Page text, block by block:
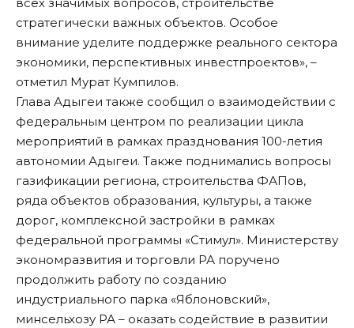
стратегически важных объектов. Особое
внимание уделите поддержке реального сектора
экономики, перспективных инвестпроектов», –
отметил Мурат Кумпилов.
Глава Адыгеи также сообщил о взаимодействии с
федеральным центром по реализации цикла
мероприятий в рамках празднования 100-летия
автономии Адыгеи. Также поднимались вопросы
газификации региона, строительства ФАПов,
ряда объектов образования, культуры, а также
дорог, комплексной застройки в рамках
федеральной программы «Стимул». Министерству
экономразвития и торговли РА поручено
продолжить работу по созданию
индустриального парка «Яблоновский»,
минсельхозу РА – оказать содействие в развитии